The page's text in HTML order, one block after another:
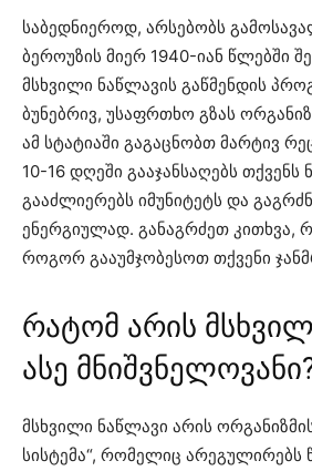
საბედნიეროდ, არსებობს
ბეროუზის მიერ 1940-იან წლებში
მსხვილი ნაწლავის გაწმენდის
ბუნებრივ, უსაფრთხო გზას
ამ სტატიაში გაგაცნობთ მარტივ
10-16 დღეში გააჯანსაღებს თქვენს
გააძლიერებს იმუნიტეტს და
ენერგიულად. განაგრძეთ კითხვა,
როგორ გააუმჯობესოთ თქვენი
რატომ არის
ასე
მსხვილი ნაწლავი არის
სისტემა“, რომელიც არეგულირებს